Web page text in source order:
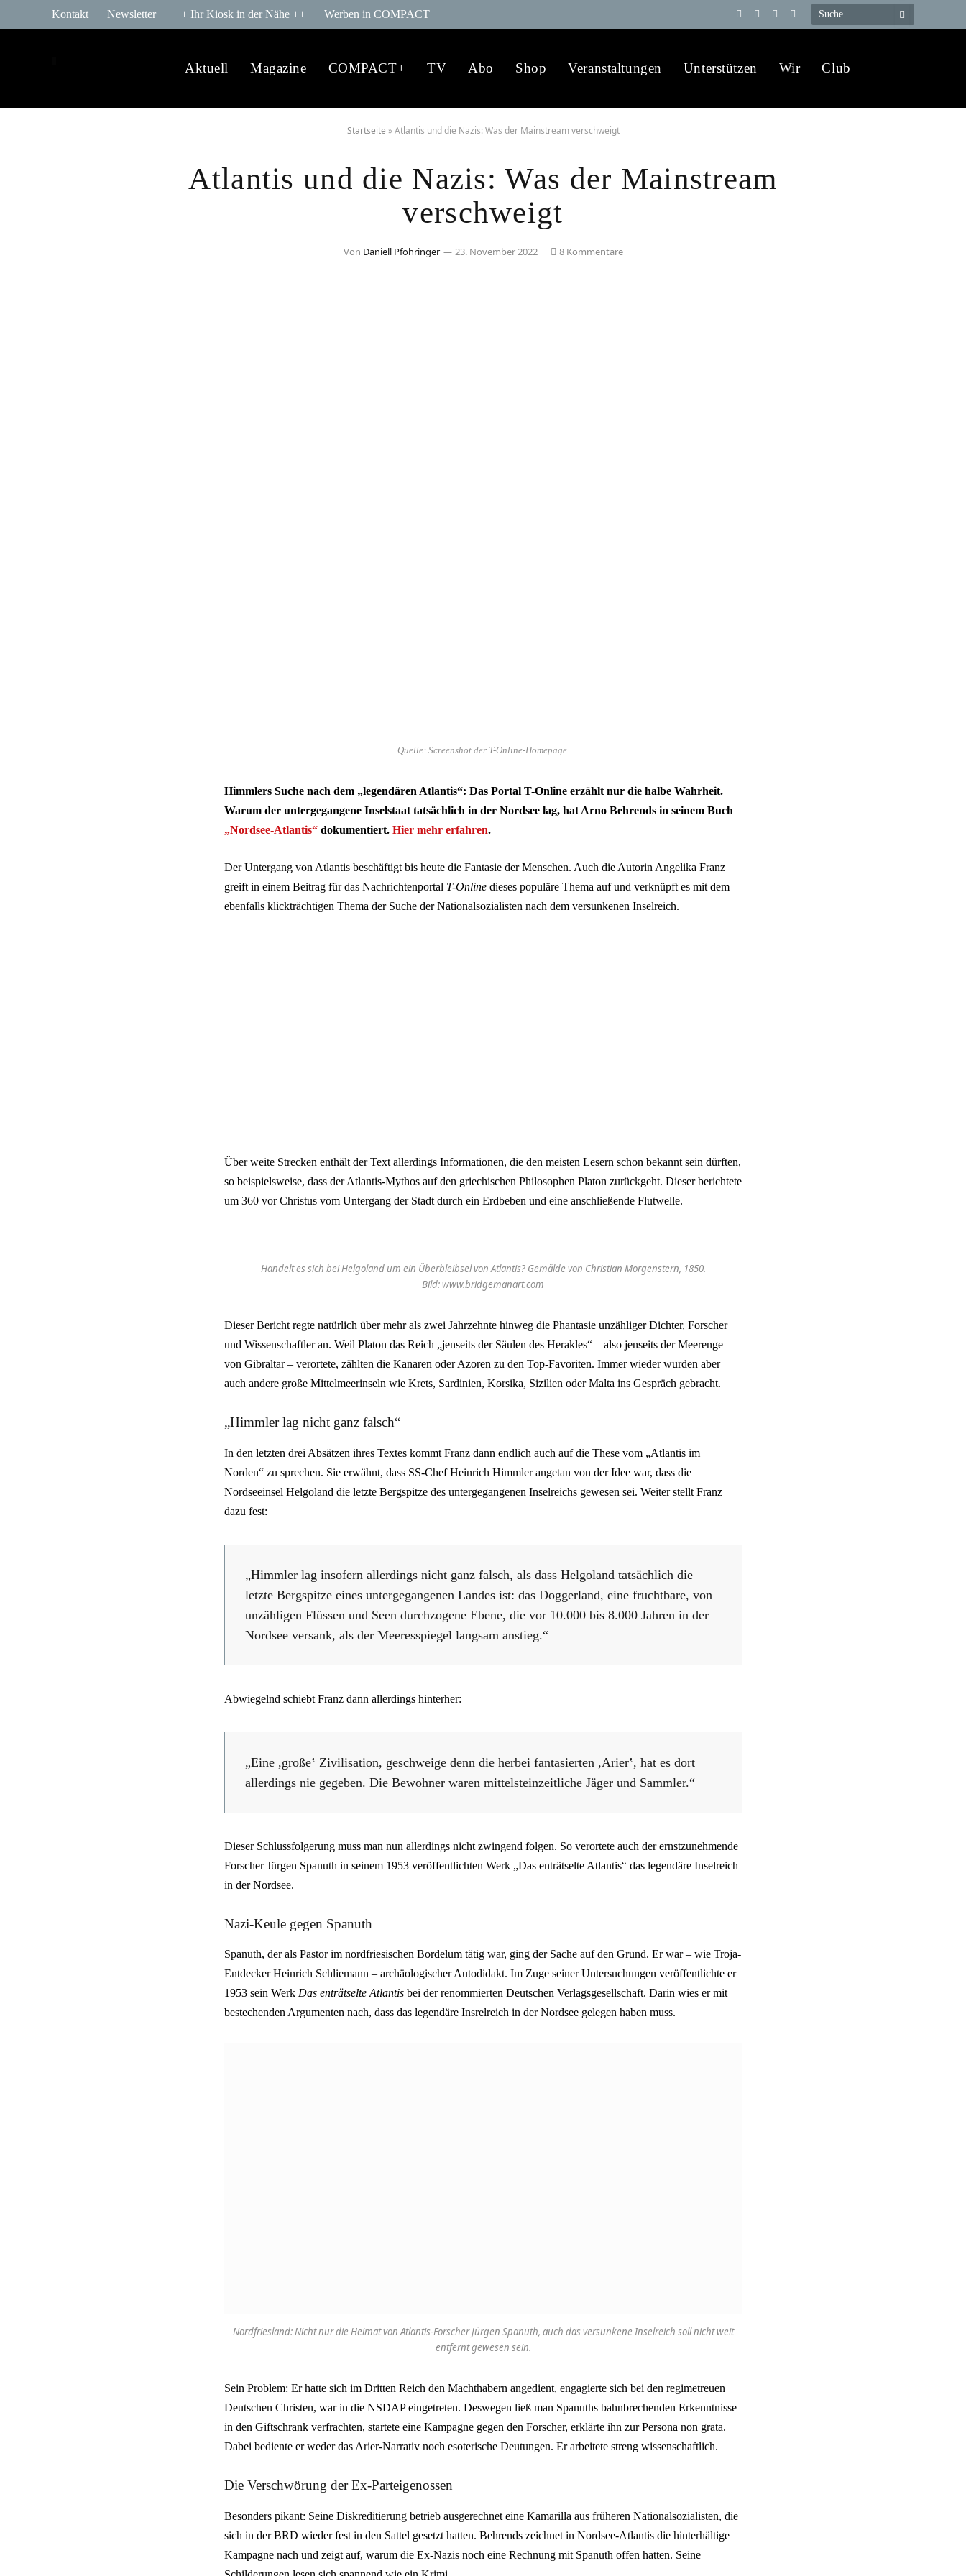
Kontakt Newsletter ++ Ihr Kiosk in der Nähe ++ Werben in COMPACT
Telegram
YouTube
X
WhatsApp
Aktuell Magazine COMPACT+ TV Abo Shop Veranstaltungen Unterstützen Wir Club
Startseite »Atlantis und die Nazis: Was der Mainstream verschweigt
Atlantis und die Nazis: Was der Mainstream
verschweigt
Von Daniell Pföhringer 23. November 2022 8 Kommentare
Quelle: Screenshot der T-Online-Homepage.
Himmlers Suche nach dem „legendären Atlantis“: Das Portal T-Online erzählt nur die halbe Wahrheit.
Warum der untergegangene Inselstaat tatsächlich in der Nordsee lag, hat Arno Behrends in seinem Buch
„Nordsee-Atlantis“ dokumentiert. Hier mehr erfahren.
Der Untergang von Atlantis beschäftigt bis heute die Fantasie der Menschen. Auch die Autorin Angelika Franz
greift in einem Beitrag für das Nachrichtenportal T-Online dieses populäre Thema auf und verknüpft es mit dem
ebenfalls klickträchtigen Thema der Suche der Nationalsozialisten nach dem versunkenen Inselreich.
Über weite Strecken enthält der Text allerdings Informationen, die den meisten Lesern schon bekannt sein dürften,
so beispielsweise, dass der Atlantis-Mythos auf den griechischen Philosophen Platon zurückgeht. Dieser berichtete
um 360 vor Christus vom Untergang der Stadt durch ein Erdbeben und eine anschließende Flutwelle.
Handelt es sich bei Helgoland um ein Überbleibsel von Atlantis? Gemälde von Christian Morgenstern, 1850.
Bild: www.bridgemanart.com
Dieser Bericht regte natürlich über mehr als zwei Jahrzehnte hinweg die Phantasie unzähliger Dichter, Forscher
und Wissenschaftler an. Weil Platon das Reich „jenseits der Säulen des Herakles“ – also jenseits der Meerenge
von Gibraltar – verortete, zählten die Kanaren oder Azoren zu den Top-Favoriten. Immer wieder wurden aber
auch andere große Mittelmeerinseln wie Krets, Sardinien, Korsika, Sizilien oder Malta ins Gespräch gebracht.
„Himmler lag nicht ganz falsch“
In den letzten drei Absätzen ihres Textes kommt Franz dann endlich auch auf die These vom „Atlantis im
Norden“ zu sprechen. Sie erwähnt, dass SS-Chef Heinrich Himmler angetan von der Idee war, dass die
Nordseeinsel Helgoland die letzte Bergspitze des untergegangenen Inselreichs gewesen sei. Weiter stellt Franz
dazu fest:
„Himmler lag insofern allerdings nicht ganz falsch, als dass Helgoland tatsächlich die
letzte Bergspitze eines untergegangenen Landes ist: das Doggerland, eine fruchtbare, von
unzähligen Flüssen und Seen durchzogene Ebene, die vor 10.000 bis 8.000 Jahren in der
Nordsee versank, als der Meeresspiegel langsam anstieg.“
Abwiegelnd schiebt Franz dann allerdings hinterher:
„Eine ,großeʽ Zivilisation, geschweige denn die herbei fantasierten ,Arierʽ, hat es dort
allerdings nie gegeben. Die Bewohner waren mittelsteinzeitliche Jäger und Sammler.“
Dieser Schlussfolgerung muss man nun allerdings nicht zwingend folgen. So verortete auch der ernstzunehmende
Forscher Jürgen Spanuth in seinem 1953 veröffentlichten Werk „Das enträtselte Atlantis“ das legendäre Inselreich
in der Nordsee.
Nazi-Keule gegen Spanuth
Spanuth, der als Pastor im nordfriesischen Bordelum tätig war, ging der Sache auf den Grund. Er war – wie Troja-
Entdecker Heinrich Schliemann – archäologischer Autodidakt. Im Zuge seiner Untersuchungen veröffentlichte er
1953 sein Werk Das enträtselte Atlantis bei der renommierten Deutschen Verlagsgesellschaft. Darin wies er mit
bestechenden Argumenten nach, dass das legendäre Insrelreich in der Nordsee gelegen haben muss.
Nordfriesland: Nicht nur die Heimat von Atlantis-Forscher Jürgen Spanuth, auch das versunkene Inselreich soll nicht weit
entfernt gewesen sein.
Sein Problem: Er hatte sich im Dritten Reich den Machthabern angedient, engagierte sich bei den regimetreuen
Deutschen Christen, war in die NSDAP eingetreten. Deswegen ließ man Spanuths bahnbrechenden Erkenntnisse
in den Giftschrank verfrachten, startete eine Kampagne gegen den Forscher, erklärte ihn zur Persona non grata.
Dabei bediente er weder das Arier-Narrativ noch esoterische Deutungen. Er arbeitete streng wissenschaftlich.
Die Verschwörung der Ex-Parteigenossen
Besonders pikant: Seine Diskreditierung betrieb ausgerechnet eine Kamarilla aus früheren Nationalsozialisten, die
sich in der BRD wieder fest in den Sattel gesetzt hatten. Behrends zeichnet in Nordsee-Atlantis die hinterhältige
Kampagne nach und zeigt auf, warum die Ex-Nazis noch eine Rechnung mit Spanuth offen hatten. Seine